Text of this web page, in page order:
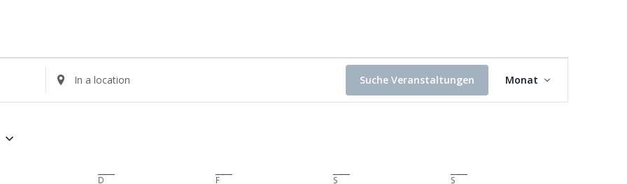
Enter
Location.
Search
Suche Veranstaltungen
Ansichten-
Monat
D F S S